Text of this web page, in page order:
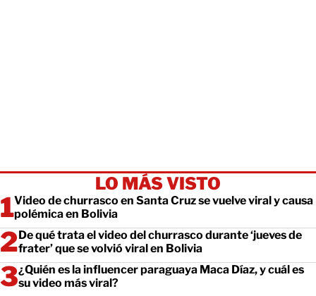
LO MÁS VISTO
Video de churrasco en Santa Cruz se vuelve viral y causa
polémica en Bolivia
De qué trata el video del churrasco durante ‘jueves de
frater’ que se volvió viral en Bolivia
¿Quién es la influencer paraguaya Maca Díaz, y cuál es
su video más viral?